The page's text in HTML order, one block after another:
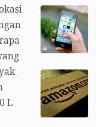
L